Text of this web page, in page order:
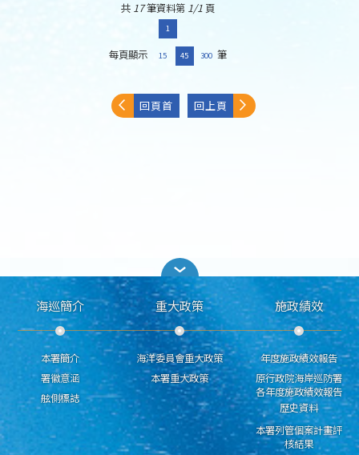
共 17筆資料第 1/1頁
1
每頁顯示 15 45 300 筆
回頁首 回上頁
海巡簡介
本署簡介
署徽意涵
舷側標誌
重大政策
海洋委員會重大政策
本署重大政策
施政績效
年度施政績效報告
原行政院海岸巡防署
各年度施政績效報告
歷史資料
本署列管個案計畫評
核結果